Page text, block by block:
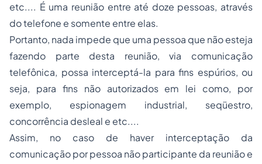
etc.... É uma reunião entre até doze pessoas, através
do telefone e somente entre elas.
Portanto, nada impede que uma pessoa que não esteja
fazendo parte desta reunião, via comunicação
telefônica, possa interceptá-la para fins espúrios, ou
seja, para fins não autorizados em lei como, por
exemplo, espionagem industrial, seqüestro,
concorrência desleal e etc....
Assim, no caso de haver interceptação da
comunicação por pessoa não participante da reunião e